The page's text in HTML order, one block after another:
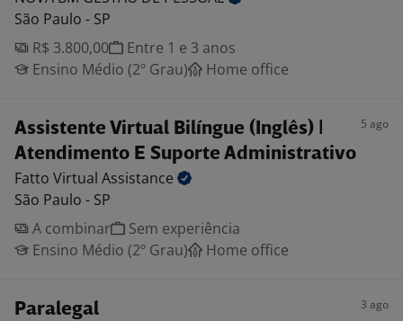
São Paulo - SP
R$ 3.800,00
Entre 1 e 3 anos
Ensino Médio (2º Grau)
Home office
Assistente Virtual Bilíngue (Inglês) |
Atendimento E Suporte Administrativo
5 ago
Fatto Virtual Assistance
São Paulo - SP
A combinar
Sem experiência
Ensino Médio (2º Grau)
Home office
Paralegal 3 ago